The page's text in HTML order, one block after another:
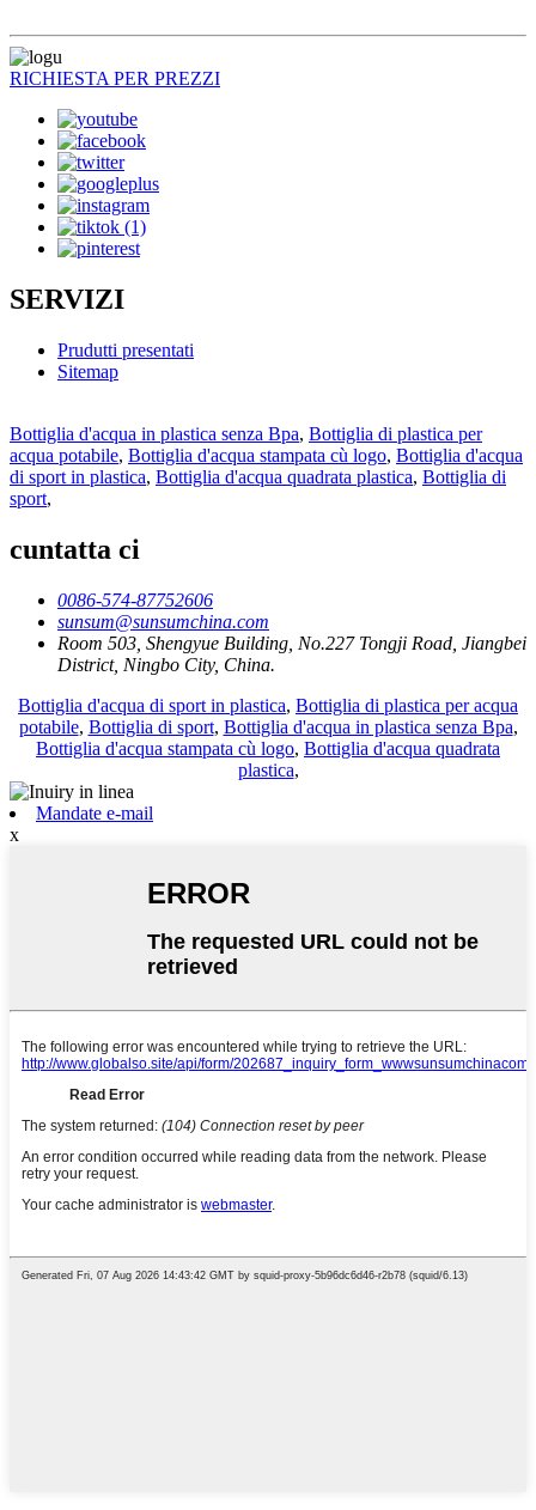
RICHIESTA PER PREZZI
SERVIZI
Prudutti presentati
Sitemap
Bottiglia d'acqua in plastica senza Bpa, Bottiglia di plastica per
acqua potabile, Bottiglia d'acqua stampata cù logo, Bottiglia d'acqua
di sport in plastica, Bottiglia d'acqua quadrata plastica, Bottiglia di
sport,
cuntatta ci
0086-574-87752606
sunsum@sunsumchina.com
Room 503, Shengyue Building, No.227 Tongji Road, Jiangbei
District, Ningbo City, China.
Bottiglia d'acqua di sport in plastica, Bottiglia di plastica per acqua
potabile, Bottiglia di sport, Bottiglia d'acqua in plastica senza Bpa,
Bottiglia d'acqua stampata cù logo, Bottiglia d'acqua quadrata
plastica,
Mandate e-mail
x